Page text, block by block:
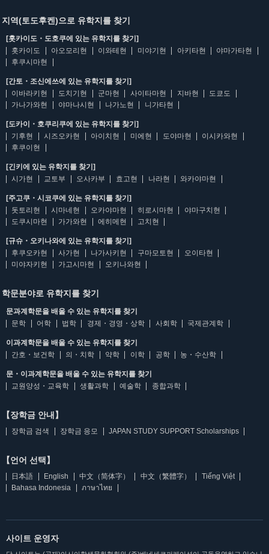
지역(토도후켄)으로 유학지를 찾기
[홋카이도・도호쿠에 있는 유학지를 찾기]
홋카이도
아오모리현 이와테현 미야기현 아키타현
야마가타현
후쿠시마현
[간토・조신에쓰에 있는 유학지를 찾기]
이바라키현
도치기현 군마현 사이타마현 지바현
도쿄도
가나가와현
야마나시현 나가노현 니가타현
[도카이・호쿠리쿠에 있는 유학지를 찾기]
기후현
시즈오카현 아이치현 미에현 도야마현
이시카와현
후쿠이현
[긴키에 있는 유학지를 찾기]
시가현
교토부 오사카부 효고현 나라현 와카야마현
[주고쿠・시코쿠에 있는 유학지를 찾기]
돗토리현
시마네현 오카야마현 히로시마현
야마구치현
도쿠시마현
가가와현 에히메현 고치현
[규슈・오키나와에 있는 유학지를 찾기]
후쿠오카현
사가현 나가사키현 구마모토현
오이타현
미야자키현
가고시마현 오키나와현
학문분야로 유학지를 찾기
문과계학문을 배울 수 있는 유학지를 찾기
문학
어학 법학 경제・경영・상학 사회학 국제관계학
이과계학문을 배울 수 있는 유학지를 찾기
간호・보건학
의・치학 약학 이학 공학 농・수산학
문・이과계학문을 배울 수 있는 유학지를 찾기
교원양성・교육학
생활과학 예술학 종합과학
【장학금 안내】
장학금 검색 장학금 응모 JAPAN STUDY SUPPORT Scholarships
【언어 선택】
日本語 English 中文（简体字） 中文（繁體字）
Tiếng Việt
Bahasa Indonesia
ภาษาไทย
사이트 운영자